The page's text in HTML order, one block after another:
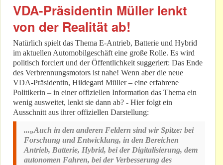
VDA-Präsidentin Müller lenkt
von der Realität ab!
Natürlich spielt das Thema E-Antrieb, Batterie und Hybrid
im aktuellen Automobilgeschäft eine große Rolle. Es wird
politisch forciert und der Öffentlichkeit suggeriert: Das Ende
des Verbrennungsmotors ist nahe! Wenn aber die neue
VDA-Präsidentin, Hildegard Müller – eine erfahrene
Politikerin – in einer offiziellen Information das Thema ein
wenig ausweitet, lenkt sie dann ab? - Hier folgt ein
Ausschnitt aus ihrer offiziellen Darstellung:
...„Auch in den anderen Feldern sind wir Spitze: bei
Forschung und Entwicklung, in den Bereichen
Antrieb, Batterie, Hybrid, bei der Digitalisierung, dem
autonomen Fahren, bei der Verbesserung des